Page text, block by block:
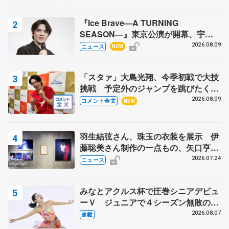
『Ice Brave―A TURNING
SEASON―』東京公演が開幕、宇野
昌磨の『Ice Brave』にかける思いを
ニュース NEW 2026.08.09
「スタァ」大島光翔、今季初戦で大技
挑戦 予定外のジャンプを跳びたくな
った理由とは… 【関東サマートロフ
コメント全文 NEW 2026.08.09
羽生結弦さん、珠玉の衣装を展示 伊
藤聡美さん制作の一点もの、矢口亨さ
んが撮影
ニュース 2026.07.24
みなとアクルス杯で圧巻シニアデビュ
ーＶ ジュニアで４シーズン無敗の島
田麻央
連載 2026.08.07